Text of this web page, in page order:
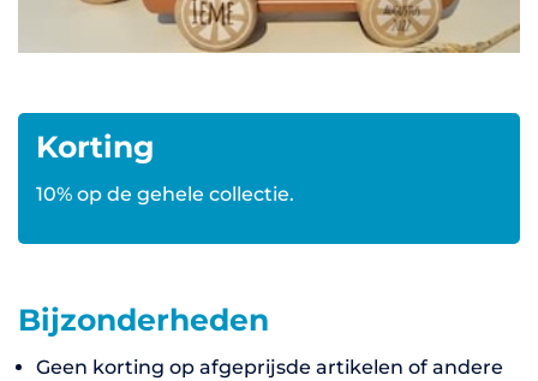
Korting
10% op de gehele collectie.
Bijzonderheden
Geen korting op afgeprijsde artikelen of andere